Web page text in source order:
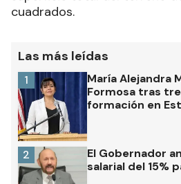
cuadrados.
Las más leídas
María Alejandra
Formosa tras
formación en
1
El Gobernador
salarial del 15%
2